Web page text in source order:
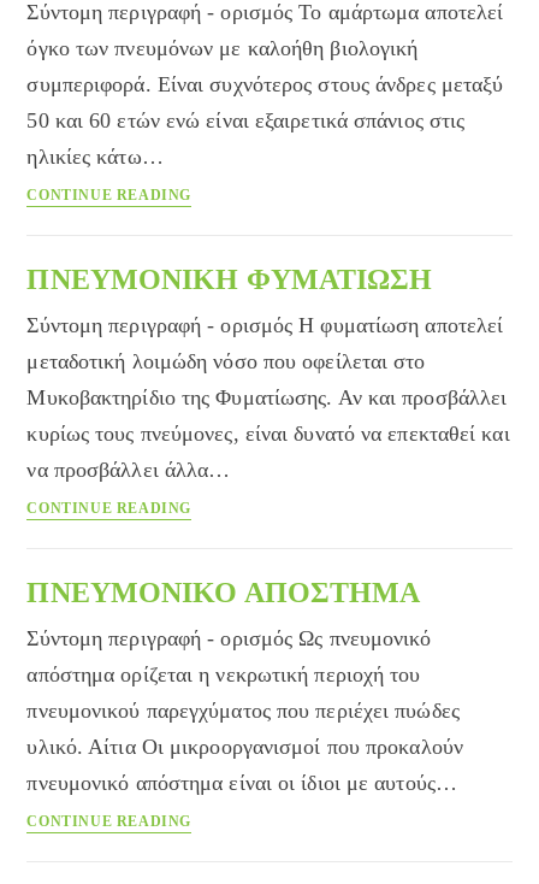
Σύντομη περιγραφή - ορισμός Το αμάρτωμα αποτελεί
όγκο των πνευμόνων με καλοήθη βιολογική
συμπεριφορά. Είναι συχνότερος στους άνδρες μεταξύ
50 και 60 ετών ενώ είναι εξαιρετικά σπάνιος στις
ηλικίες κάτω…
CONTINUE READING
ΠΝΕΥΜΟΝΙΚΗ ΦΥΜΑΤΙΩΣΗ
Σύντομη περιγραφή - ορισμός Η φυματίωση αποτελεί
μεταδοτική λοιμώδη νόσο που οφείλεται στο
Μυκοβακτηρίδιο της Φυματίωσης. Αν και προσβάλλει
κυρίως τους πνεύμονες, είναι δυνατό να επεκταθεί και
να προσβάλλει άλλα…
CONTINUE READING
ΠΝΕΥΜΟΝΙΚΟ ΑΠΟΣΤΗΜΑ
Σύντομη περιγραφή - ορισμός Ως πνευμονικό
απόστημα ορίζεται η νεκρωτική περιοχή του
πνευμονικού παρεγχύματος που περιέχει πυώδες
υλικό. Αίτια Οι μικροοργανισμοί που προκαλούν
πνευμονικό απόστημα είναι οι ίδιοι με αυτούς…
CONTINUE READING